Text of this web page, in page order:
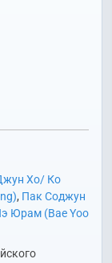
Хо/ Ко
, Пак Соджун
Юрам (Bae Yoo